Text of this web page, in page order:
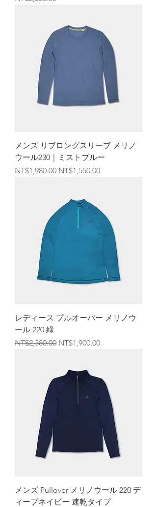
メンズ リブロングスリーブ メリノ
ウール230｜ミストブルー
通常価格
NT$1,980.00 セール価格
NT$1,550.00
レディース プルオーバー メリノウ
ール 220 綠
通常価格
NT$2,380.00 セール価格
NT$1,900.00
メンズ Pullover メリノウール 220 デ
ィープネイビー 速乾タイプ